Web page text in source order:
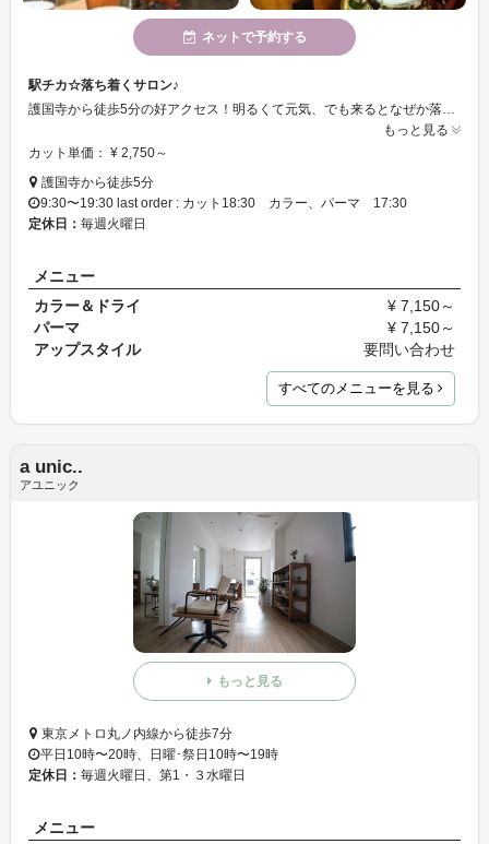
ネットで予約する
駅チカ☆落ち着くサロン♪
もっと見る
カット単価： ¥ 2,750～
護国寺から徒歩5分
9:30〜19:30 last order : カット18:30 カラー、パーマ 17:30
定休日： 毎週火曜日
メニュー
カラー＆ドライ
¥ 7,150～
パーマ
¥ 7,150～
アップスタイル
要問い合わせ
すべてのメニューを見る
a unic..
アユニック
もっと見る
東京メトロ丸ノ内線から徒歩7分
平日10時〜20時、日曜･祭日10時〜19時
定休日： 毎週火曜日、第1・３水曜日
メニュー